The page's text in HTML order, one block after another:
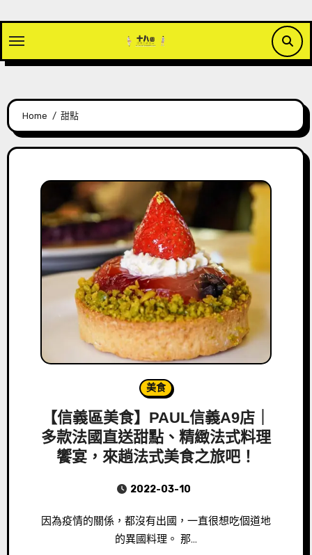
content
Home 甜點
美食
【信義區美食】PAUL信義A9店｜
多款法國直送甜點、精緻法式料理
饗宴，來趟法式美食之旅吧！
2022-03-10
因為疫情的關係，都沒有出國，一直很想吃個道地
的異國料理。 那…